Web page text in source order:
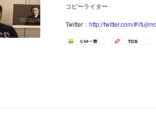
コピーライター
Twitter： http://twitter.com/#!/